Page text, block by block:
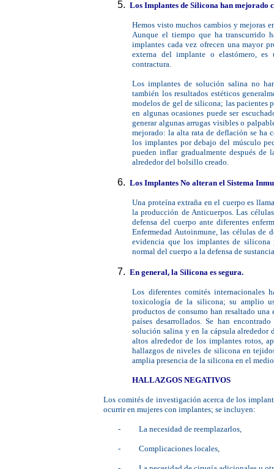
Los Implantes de Silicona han mejorado
Hemos visto muchos cambios y mejoras
Aunque el tiempo que ha transcurrido
implantes cada vez ofrecen una mayor
externa del implante o elastómero, es
contractura.
Los implantes de solución salina no
también los resultados estéticos
modelos de gel de silicona; las pacientes
en algunas ocasiones puede ser
generar algunas arrugas visibles o
mejorado: la alta rata de deflación se ha
los implantes por debajo del músculo
pueden inflar gradualmente después
alrededor del bolsillo creado.
Los Implantes No alteran el Sistema
Una proteína extraña en el cuerpo es
la producción de Anticuerpos. Las
defensa del cuerpo ante diferentes
Enfermedad Autoinmune, las células de
evidencia que los implantes de
normal del cuerpo a la defensa de
En general, la Silicona es segura.
Los diferentes comités internacionales
toxicología de la silicona; su amplio
productos de consumo han resaltado
países desarrollados. Se han
solución salina y en la cápsula alrededor
altos alrededor de los implantes rotos,
hallazgos de niveles de silicona en
amplia presencia de la silicona en el
HALLAZGOS NEGATIVOS
Los comités de investigación acerca de los
ocurrir en mujeres con implantes; se incluyen:
- La necesidad de reemplazarlos,
- Complicaciones locales,